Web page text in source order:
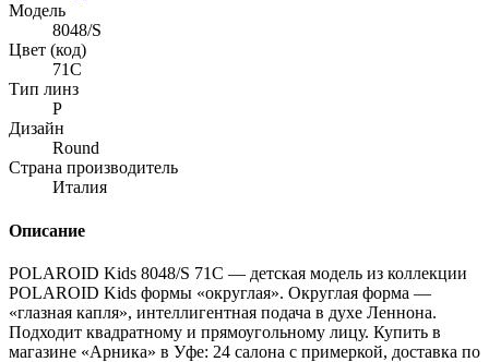
Модель
8048/S
Цвет (код)
71C
Тип линз
P
Дизайн
Round
Страна производитель
Италия
Описание
POLAROID Kids 8048/S 71C — детская модель из коллекции
POLAROID Kids формы «округлая». Округлая форма —
«глазная капля», интеллигентная подача в духе Леннона.
Подходит квадратному и прямоугольному лицу. Купить в
магазине «Арника» в Уфе: 24 салона с примеркой, доставка по